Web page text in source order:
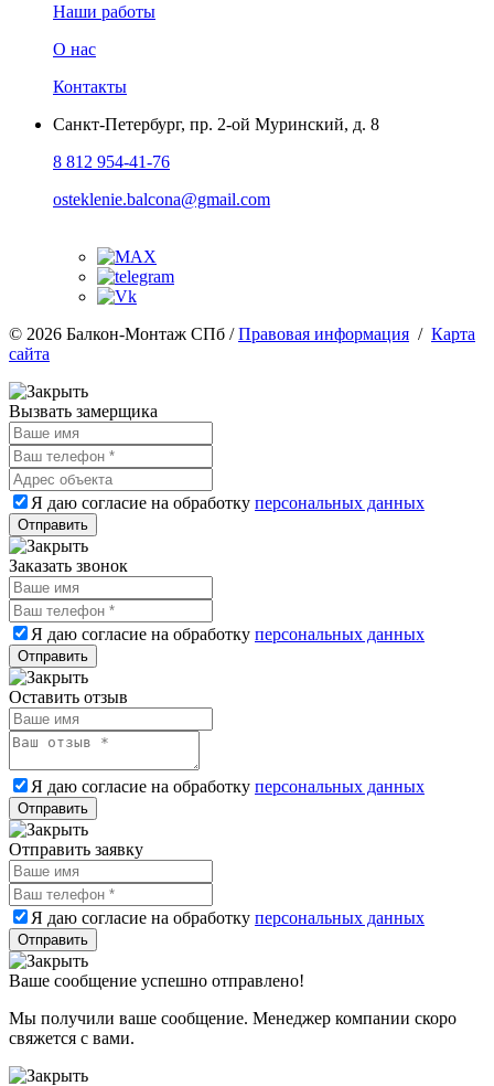
Наши работы
О нас
Контакты
Санкт-Петербург, пр. 2-ой Муринский, д. 8
8 812 954-41-76
osteklenie.balcona@gmail.com
© 2026 Балкон-Монтаж СПб /Правовая информация / Карта
сайта
Вызвать замерщика
Я даю согласие на обработку персональных данных
Заказать звонок
Я даю согласие на обработку персональных данных
Оставить отзыв
Я даю согласие на обработку персональных данных
Отправить заявку
Я даю согласие на обработку персональных данных
Ваше сообщение успешно отправлено!
Мы получили ваше сообщение. Менеджер компании скоро
свяжется с вами.